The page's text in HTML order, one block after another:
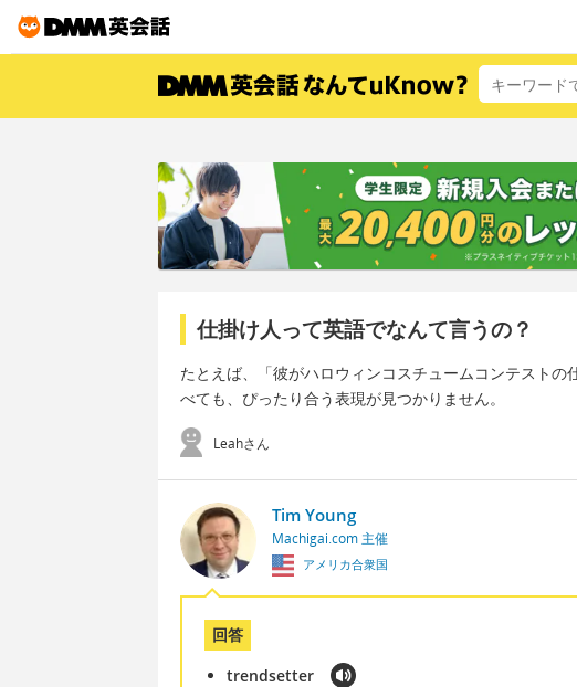
仕掛け人って英語でなんて言うの？
たとえば、「彼がハロウィンコスチュームコンテスト
べても、ぴったり合う表現が見つかりません。
Leahさん
Tim Young
Machigai.com 主催
アメリカ合衆国
回答
trendsetter